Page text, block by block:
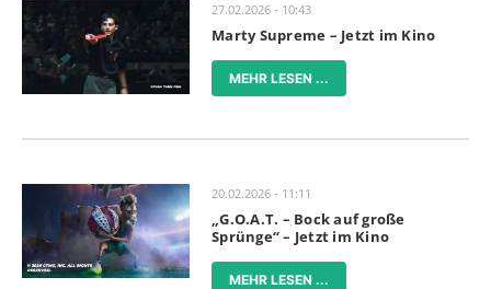
27.02.2026 - 10:43
Marty Supreme – Jetzt im Kino
MEHR LESEN ...
20.02.2026 - 11:11
„G.O.A.T. – Bock auf große
Sprünge“ – Jetzt im Kino
MEHR LESEN ...